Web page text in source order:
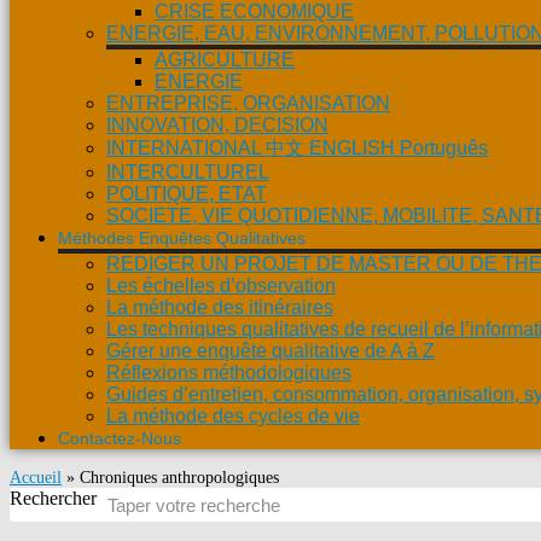
CRISE ECONOMIQUE
ENERGIE, EAU, ENVIRONNEMENT,
AGRICULTURE
ENERGIE
ENTREPRISE, ORGANISATION
INNOVATION, DECISION
INTERNATIONAL 中文 ENGLISH Português
INTERCULTUREL
POLITIQUE, ETAT
SOCIETE, VIE QUOTIDIENNE, MOBILITE,
Méthodes Enquêtes Qualitatives
REDIGER UN PROJET DE MASTER OU DE
Les échelles d’observation
La méthode des itinéraires
Les techniques qualitatives de recueil de
Gérer une enquête qualitative de A à Z
Réflexions méthodologiques
Guides d’entretien, consommation, organisation,
La méthode des cycles de vie
Contactez-Nous
Accueil » Chroniques anthropologiques
Rechercher